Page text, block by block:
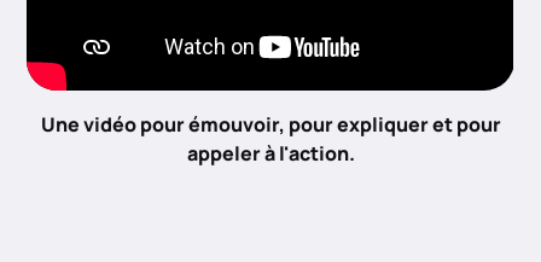
Une vidéo pour émouvoir, pour expliquer et pour
appeler à l'action.